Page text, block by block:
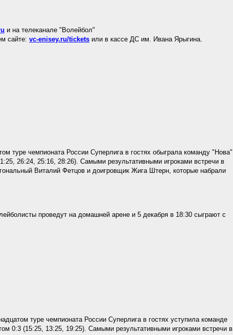
и на телеканале "Волейбол"
сайте: vc-enisey.ru/tickets или в кассе ДС им. Ивана Ярыгина.
туре чемпионата России Суперлига в гостях обыграла команду "Нова"
26:24, 25:16, 28:26). Самыми результативными игроками встречи в
Виталий Фетцов и доигровщик Жига Штерн, которые набрали
проведут на домашней арене и 5 декабря в 18:30 сыграют с
туре чемпионата России Суперлига в гостях уступила команде
0:3 (15:25, 13:25, 19:25). Самыми результативными игроками встречи в